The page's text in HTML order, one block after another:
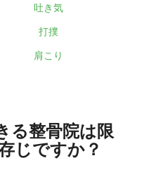
吐き気
打撲
肩こり
る整骨院は限
じですか？